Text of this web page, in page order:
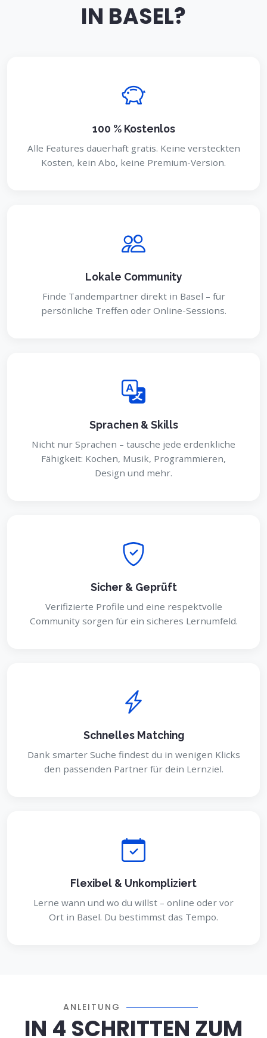
IN BASEL?
100 % Kostenlos
Alle Features dauerhaft gratis. Keine versteckten
Kosten, kein Abo, keine Premium-Version.
Lokale Community
Finde Tandempartner direkt in Basel – für
persönliche Treffen oder Online-Sessions.
Sprachen & Skills
Nicht nur Sprachen – tausche jede erdenkliche
Fähigkeit: Kochen, Musik, Programmieren,
Design und mehr.
Sicher & Geprüft
Verifizierte Profile und eine respektvolle
Community sorgen für ein sicheres Lernumfeld.
Schnelles Matching
Dank smarter Suche findest du in wenigen Klicks
den passenden Partner für dein Lernziel.
Flexibel & Unkompliziert
Lerne wann und wo du willst – online oder vor
Ort in Basel. Du bestimmst das Tempo.
ANLEITUNG
IN 4 SCHRITTEN ZUM